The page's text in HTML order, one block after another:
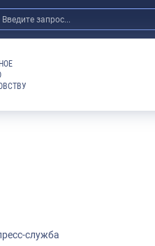
служба